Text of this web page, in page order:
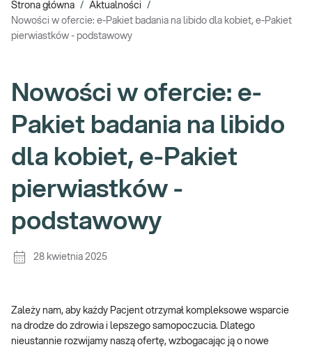
Strona główna / Aktualności
/
Nowości w ofercie: e-Pakiet badania na libido dla kobiet, e-Pakiet
pierwiastków - podstawowy
Nowości w ofercie: e-
Pakiet badania na libido
dla kobiet, e-Pakiet
pierwiastków -
podstawowy
28 kwietnia 2025
Zależy nam, aby każdy Pacjent otrzymał kompleksowe wsparcie
na drodze do zdrowia i lepszego samopoczucia. Dlatego
nieustannie rozwijamy naszą ofertę, wzbogacając ją o nowe